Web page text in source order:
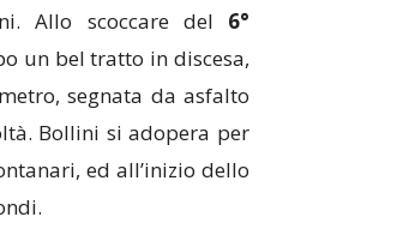
Allo scoccare del 6°
un bel tratto in discesa,
segnata da asfalto
Bollini si adopera per
ed all’inizio dello